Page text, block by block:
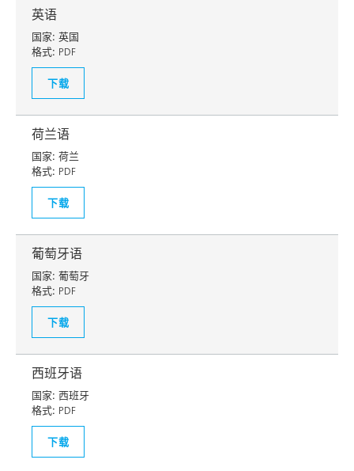
英语
国家: 英国
格式: PDF
下载
荷兰语
国家: 荷兰
格式: PDF
下载
葡萄牙语
国家: 葡萄牙
格式: PDF
下载
西班牙语
国家: 西班牙
格式: PDF
下载